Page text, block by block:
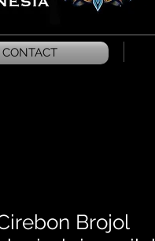
CONTACT
Brojol